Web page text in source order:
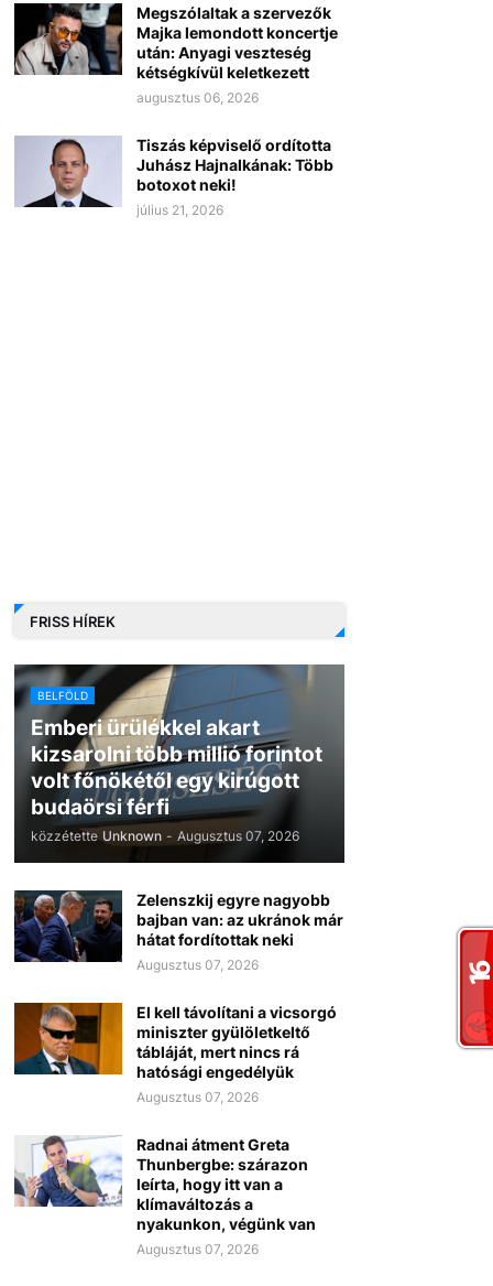
Megszólaltak a szervezők
Majka lemondott koncertje
után: Anyagi veszteség
kétségkívül keletkezett
augusztus 06, 2026
Tiszás képviselő ordította
Juhász Hajnalkának: Több
botoxot neki!
július 21, 2026
FRISS HÍREK
BELFÖLD
Emberi ürülékkel akart
kizsarolni több millió forintot
volt főnökétől egy kirúgott
budaörsi férfi
közzétette Unknown - Augusztus 07, 2026
Zelenszkij egyre nagyobb
bajban van: az ukránok már
hátat fordítottak neki
Augusztus 07, 2026
El kell távolítani a vicsorgó
miniszter gyülöletkeltő
tábláját, mert nincs rá
hatósági engedélyük
Augusztus 07, 2026
Radnai átment Greta
Thunbergbe: szárazon
leírta, hogy itt van a
klímaváltozás a
nyakunkon, végünk van
Augusztus 07, 2026